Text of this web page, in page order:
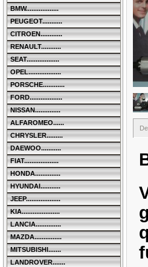
BMW..................
PEUGEOT...........
CITROEN............
RENAULT...........
SEAT..................
OPEL..................
PORSCHE............
FORD..................
NISSAN..............
ALFAROMEO......
CHRYSLER.........
DAEWOO...........
FIAT...................
HONDA..............
HYUNDAI...........
JEEP...................
KIA.....................
LANCIA..............
MAZDA...............
MITSUBISHI.......
LANDROVER.......